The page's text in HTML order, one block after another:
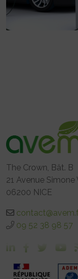
The Crown, Bât. B
21 Avenue Simone
06200 NICE
09 52 38 98 57